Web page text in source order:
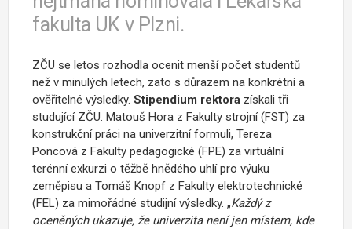
fakulta UK v Plzni.
ZČU se letos rozhodla ocenit menší počet studentů
než v minulých letech, zato s důrazem na konkrétní a
ověřitelné výsledky. Stipendium rektora získali tři
studující ZČU. Matouš Hora z Fakulty strojní (FST) za
konstrukční práci na univerzitní formuli, Tereza
Poncová z Fakulty pedagogické (FPE) za virtuální
terénní exkurzi o těžbě hnědého uhlí pro výuku
zeměpisu a Tomáš Knopf z Fakulty elektrotechnické
(FEL) za mimořádné studijní výsledky. „Každý z
oceněných ukazuje, že univerzita není jen místem, kde